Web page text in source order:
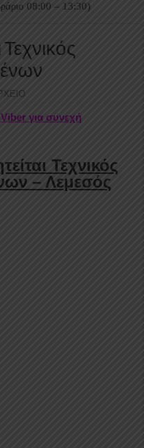
Τεχνικός
για συνεχή
Τεχνικός
– Λεμεσός